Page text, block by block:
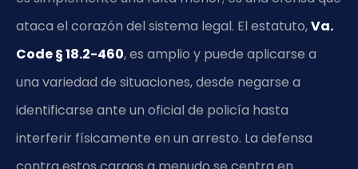
ataca el corazón del sistema legal. El estatuto,Va.
Code § 18.2-460, es amplio y puede aplicarse a
una variedad de situaciones, desde negarse a
identificarse ante un oficial de policía hasta
interferir físicamente en un arresto. La defensa